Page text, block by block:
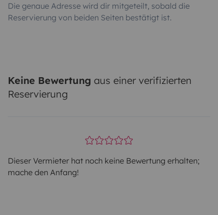
Die genaue Adresse wird dir mitgeteilt, sobald die
Reservierung von beiden Seiten bestätigt ist.
Keine Bewertung aus einer verifizierten
Reservierung
Dieser Vermieter hat noch keine Bewertung erhalten;
mache den Anfang!